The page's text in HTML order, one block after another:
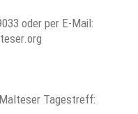
oder per E-Mail:
Tagestreff: